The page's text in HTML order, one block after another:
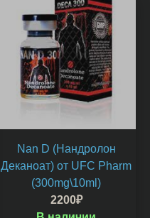
Nan D (Нандролон
Деканоат) от UFC Pharm
(300mg\10ml)
2200₽